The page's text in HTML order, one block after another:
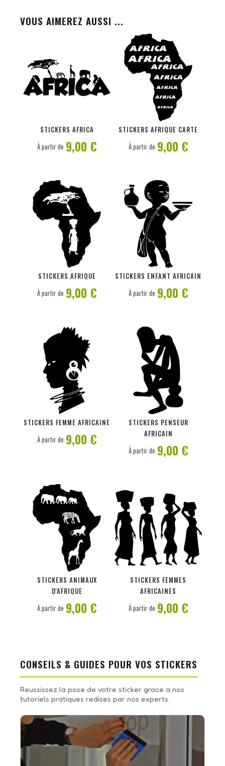
VOUS AIMEREZ AUSSI ...
STICKERS AFRICA
À partir de 9,00 €
STICKERS AFRIQUE CARTE
PERSONNALISER
À partir de 9,00 €
STICKERS AFRIQUE
PERSONNALISER
À partir de 9,00 €
STICKERS ENFANT AFRICAIN
PERSONNALISER
À partir de 9,00 €
STICKERS FEMME AFRICAINE
PERSONNALISER
À partir de 9,00 €
STICKERS PENSEUR
AFRICAIN
PERSONNALISER
À partir de 9,00 €
STICKERS ANIMAUX
D'AFRIQUE
PERSONNALISER
À partir de 9,00 €
STICKERS FEMMES
AFRICAINES
À partir de 9,00 €
CONSEILS & GUIDES POUR VOS STICKERS
Reussissez la pose de votre sticker grace a nos
tutoriels pratiques redises par nos experts.